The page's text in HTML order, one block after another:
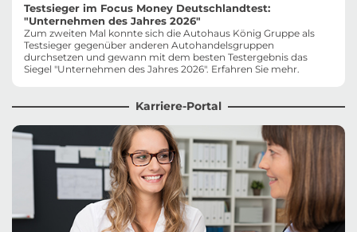
Testsieger im Focus Money Deutschlandtest:
"Unternehmen des Jahres 2026"
Zum zweiten Mal konnte sich die Autohaus König Gruppe als
Testsieger gegenüber anderen Autohandelsgruppen
durchsetzen und gewann mit dem besten Testergebnis das
Siegel "Unternehmen des Jahres 2026". Erfahren Sie mehr.
Karriere-Portal